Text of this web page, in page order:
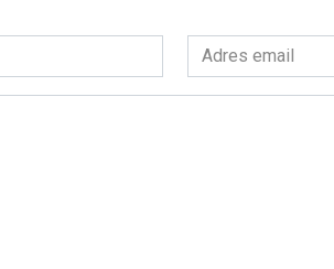
Adres
email
*